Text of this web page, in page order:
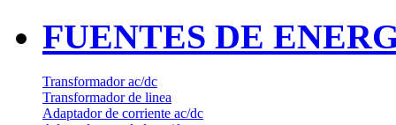
FUENTES DE
Transformador ac/dc
Transformador de linea
Adaptador de corriente ac/dc